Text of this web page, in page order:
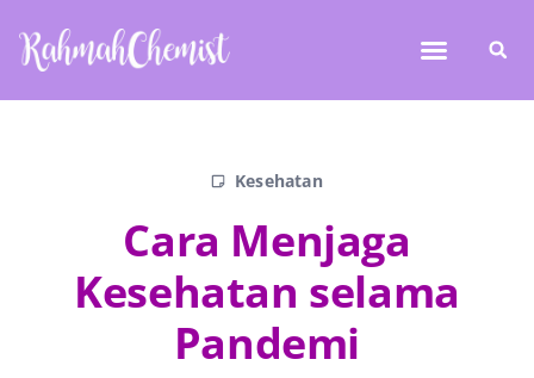
Kesehatan
Cara Menjaga
Kesehatan selama
Pandemi